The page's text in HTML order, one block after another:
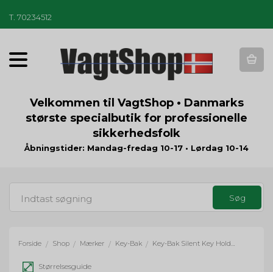
T 70234512
T
o
g
a
t
n
Velkommen til VagtShop • Danmarks
største specialbutik for professionelle
sikkerhedsfolk
Åbningstider: Mandag-fredag 10-17 • Lørdag 10-14
Forside / Shop / Mærker / Key-Bak / Key-Bak Silent Key Holder Snap-In - nylon
Størrelsesguide